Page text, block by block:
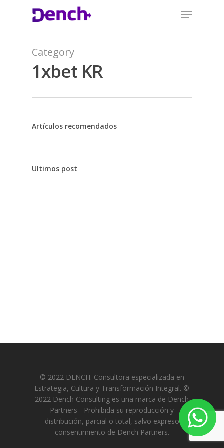
Category
1xbet KR
Artículos recomendados
Ultimos post
© 2022 DENCH. Consultora especializada en
Estrategia, Cultura y Transformación Integral. ©
2022 Dench Consulting es una marca de Dench
Partners - Prohibida su reproducción y
distribución, parcial o total, salvo expreso
consentimiento de Dench Partners.